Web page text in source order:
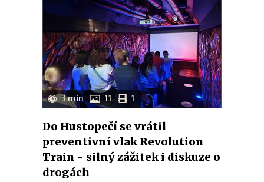
3 min 11 1
Do Hustopečí se vrátil
preventivní vlak Revolution
Train - silný zážitek i diskuze o
drogách